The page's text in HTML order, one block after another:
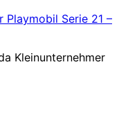
Playmobil Serie 21 –
Kleinunternehmer